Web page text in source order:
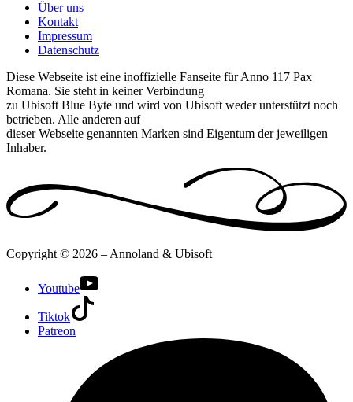
Über uns
Kontakt
Impressum
Datenschutz
Diese Webseite ist eine inoffizielle Fanseite für Anno 117 Pax
Romana. Sie steht in keiner Verbindung
zu Ubisoft Blue Byte und wird von Ubisoft weder unterstützt noch
betrieben. Alle anderen auf
dieser Webseite genannten Marken sind Eigentum der jeweiligen
Inhaber.
Copyright © 2026 – Annoland & Ubisoft
Youtube
Tiktok
Patreon